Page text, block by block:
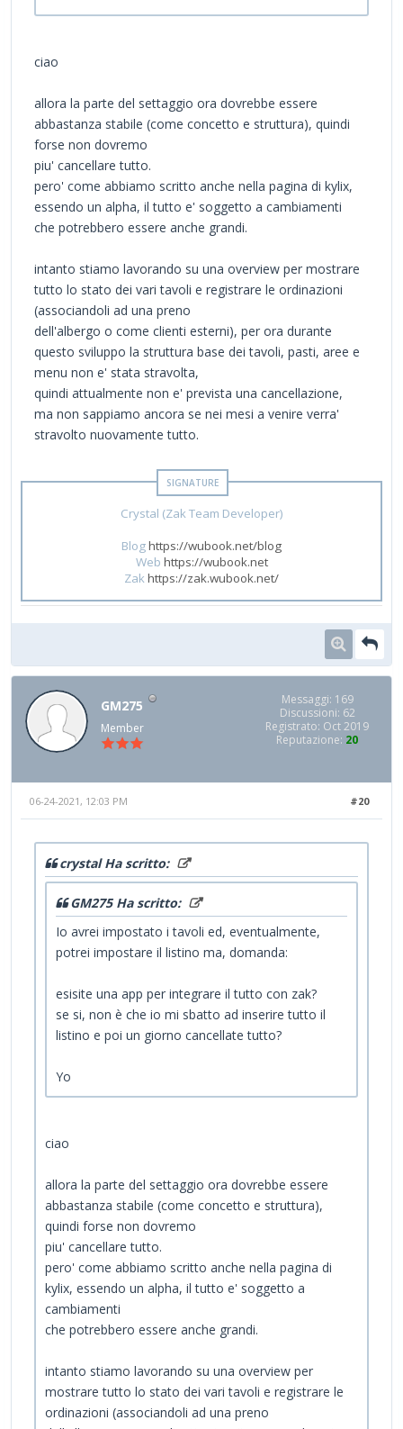
ciao
allora la parte del settaggio ora dovrebbe essere
abbastanza stabile (come concetto e struttura), quindi
forse non dovremo
piu' cancellare tutto.
pero' come abbiamo scritto anche nella pagina di kylix,
essendo un alpha, il tutto e' soggetto a cambiamenti
che potrebbero essere anche grandi.
intanto stiamo lavorando su una overview per mostrare
tutto lo stato dei vari tavoli e registrare le ordinazioni
(associandoli ad una preno
dell'albergo o come clienti esterni), per ora durante
questo sviluppo la struttura base dei tavoli, pasti, aree e
menu non e' stata stravolta,
quindi attualmente non e' prevista una cancellazione,
ma non sappiamo ancora se nei mesi a venire verra'
stravolto nuovamente tutto.
Crystal (Zak Team Developer)
Bloghttps://wubook.net/blog
Web https://wubook.net
Zakhttps://zak.wubook.net/
GM275
Member
Messaggi: 169
Discussioni: 62
Registrato: Oct 2019
Reputazione: 20
#20
06-24-2021, 12:03 PM
crystal Ha scritto:
GM275 Ha scritto:
Io avrei impostato i tavoli ed, eventualmente,
potrei impostare il listino ma, domanda:
esisite una app per integrare il tutto con zak?
se si, non è che io mi sbatto ad inserire tutto il
listino e poi un giorno cancellate tutto?
Yo
ciao
allora la parte del settaggio ora dovrebbe essere
abbastanza stabile (come concetto e struttura),
quindi forse non dovremo
piu' cancellare tutto.
pero' come abbiamo scritto anche nella pagina di
kylix, essendo un alpha, il tutto e' soggetto a
cambiamenti
che potrebbero essere anche grandi.
intanto stiamo lavorando su una overview per
mostrare tutto lo stato dei vari tavoli e registrare le
ordinazioni (associandoli ad una preno